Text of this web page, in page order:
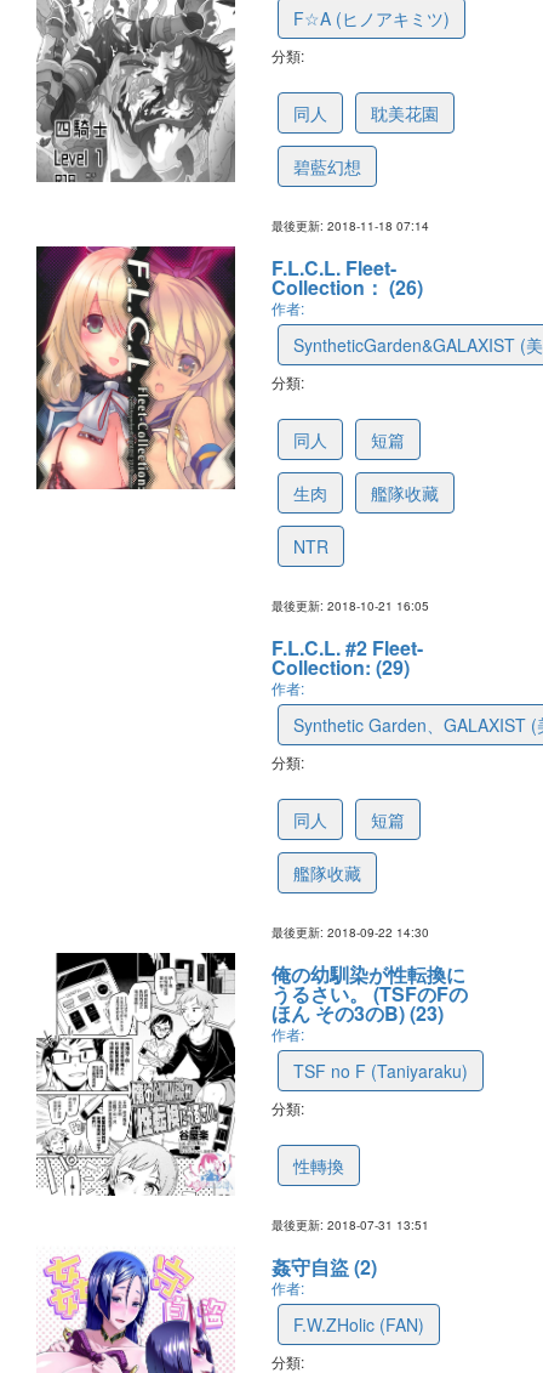
F☆A (ヒノアキミツ)
分類:
同人 耽美花園
碧藍幻想
最後更新: 2018-11-18 07:14
F.L.C.L. Fleet-
Collection： (26)
作者:
SyntheticGarden&GALAXIST (
分類:
同人 短篇
生肉 艦隊收藏
NTR
最後更新: 2018-10-21 16:05
F.L.C.L. #2 Fleet-
Collection: (29)
作者:
Synthetic Garden、GALAXIST (
分類:
同人 短篇
艦隊收藏
最後更新: 2018-09-22 14:30
俺の幼馴染が性転換に
うるさい。 (TSFのFの
ほん その3のB) (23)
作者:
TSF no F (Taniyaraku)
分類:
性轉換
最後更新: 2018-07-31 13:51
姦守自盜 (2)
作者:
F.W.ZHolic (FAN)
分類: